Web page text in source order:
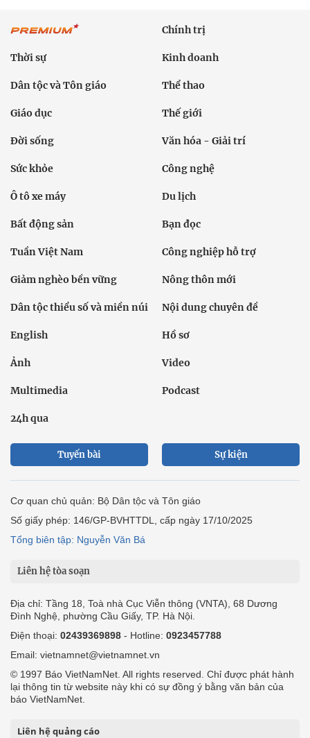
Chính trị
Thời sự Kinh doanh
Dân tộc và Tôn giáo Thể thao
Giáo dục Thế giới
Đời sống Văn hóa - Giải trí
Sức khỏe Công nghệ
Ô tô xe máy Du lịch
Bất động sản Bạn đọc
Tuần Việt Nam Công nghiệp hỗ trợ
Giảm nghèo bền vững Nông thôn mới
Dân tộc thiểu số và miền núi Nội dung chuyên đề
English Hồ sơ
Ảnh Video
Multimedia Podcast
24h qua
Tuyến bài Sự kiện
Cơ quan chủ quản: Bộ Dân tộc và Tôn giáo
Số giấy phép: 146/GP-BVHTTDL, cấp ngày 17/10/2025
Tổng biên tập: Nguyễn Văn Bá
Liên hệ tòa soạn
Địa chỉ: Tầng 18, Toà nhà Cục Viễn thông (VNTA), 68 Dương
Đình Nghệ, phường Cầu Giấy, TP. Hà Nội.
Điện thoại: 02439369898 - Hotline: 0923457788
Email: vietnamnet@vietnamnet.vn
© 1997 Báo VietNamNet. All rights reserved. Chỉ được phát hành
lại thông tin từ website này khi có sự đồng ý bằng văn bản của
báo VietNamNet.
Liên hệ quảng cáo